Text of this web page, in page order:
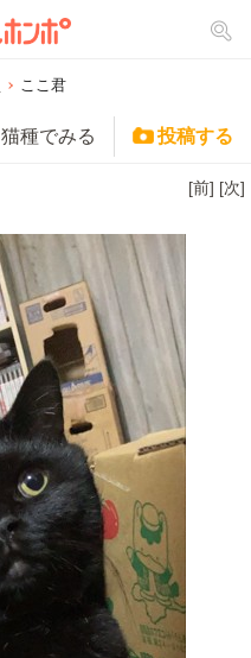
ここ君
猫種でみる 投稿する
[前] [次]